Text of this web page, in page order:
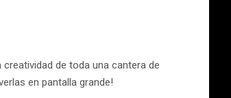
de toda una cantera de
en pantalla grande!